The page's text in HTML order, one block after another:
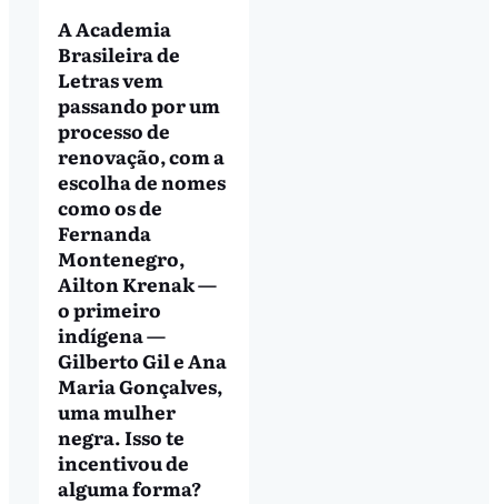
A Academia
Brasileira de
Letras vem
passando por um
processo de
renovação, com a
escolha de nomes
como os de
Fernanda
Montenegro,
Ailton Krenak —
o primeiro
indígena —
Gilberto Gil e Ana
Maria Gonçalves,
uma mulher
negra. Isso te
incentivou de
alguma forma?